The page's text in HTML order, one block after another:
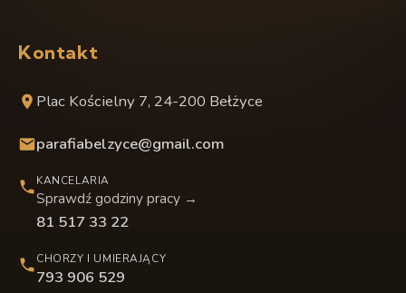
Kontakt
Plac Kościelny 7, 24-200 Bełżyce
parafiabelzyce@gmail.com
KANCELARIA
Sprawdź godziny pracy →
81 517 33 22
CHORZY I UMIERAJĄCY
793 906 529